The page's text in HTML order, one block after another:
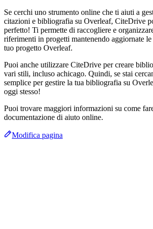
Se cerchi uno strumento online che ti aiuti a
citazioni e bibliografia su Overleaf, CiteDrive
perfetto! Ti permette di raccogliere e
riferimenti in progetti mantenendo aggiornate
tuo progetto Overleaf.
Puoi anche utilizzare CiteDrive per creare
vari stili, incluso achicago. Quindi, se stai
semplice per gestire la tua bibliografia su
oggi stesso!
Puoi trovare maggiori informazioni su come
documentazione di aiuto online.
Modifica pagina